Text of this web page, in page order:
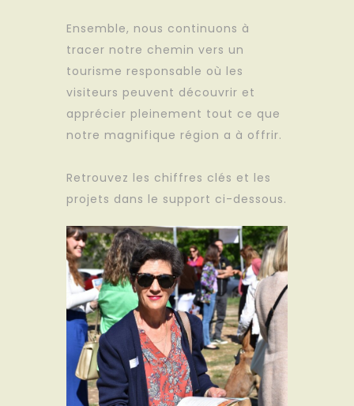
Ensemble, nous continuons à
tracer notre chemin vers un
tourisme responsable où les
visiteurs peuvent découvrir et
apprécier pleinement tout ce que
notre magnifique région a à offrir.
Retrouvez les chiffres clés et les
projets dans le support ci-dessous.